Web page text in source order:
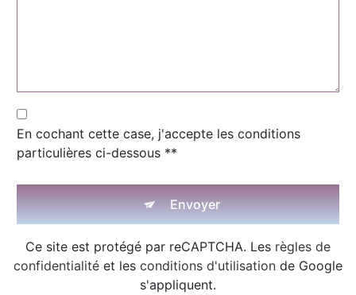
En cochant cette case, j'accepte les conditions
particulières ci-dessous **
Envoyer
Ce site est protégé par reCAPTCHA. Les règles de
confidentialité et les conditions d'utilisation de Google
s'appliquent.